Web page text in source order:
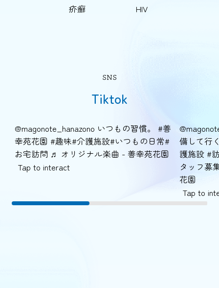
疥癬 HIV
SNS
Tiktok
@magonote_hanazono いつもの習慣。 #善
幸苑花園 #趣味#介護施設#いつもの日常#
お宅訪問 ♬ オリジナル楽曲 - 善幸苑花園
Tap to interact
備して行
護施設 #
タッフ募
花園
Tap to